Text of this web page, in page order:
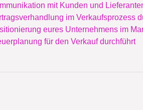
mit Kunden und
im Verkaufsprozess
eures Unternehmens im
für den Verkauf durchführt